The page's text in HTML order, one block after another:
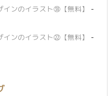
ンのイラスト㊳【無料】
-
ンのイラスト㉒【無料】
-